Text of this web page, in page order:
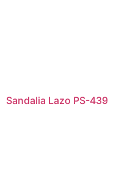
Sandalia Lazo PS-439